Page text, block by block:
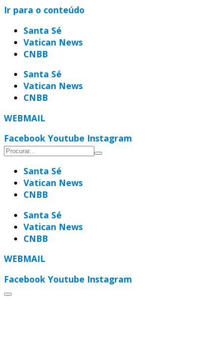
Ir para o conteúdo
Santa Sé
Vatican News
CNBB
Santa Sé
Vatican News
CNBB
WEBMAIL
Facebook Youtube Instagram
Santa Sé
Vatican News
CNBB
Santa Sé
Vatican News
CNBB
WEBMAIL
Facebook Youtube Instagram